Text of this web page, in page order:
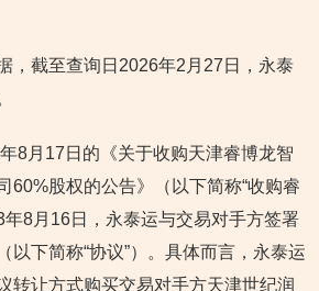
，截至查询日2026年2月27日，永泰
8月17日的《关于收购天津睿博龙智
60%股权的公告》（以下简称“收购睿
年8月16日，永泰运与交易对手方签署
以下简称“协议”）。具体而言，永泰运
转让方式购买交易对手方天津世纪润